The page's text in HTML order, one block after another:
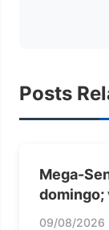
Posts
Mega-
domingo;
09/08/2026